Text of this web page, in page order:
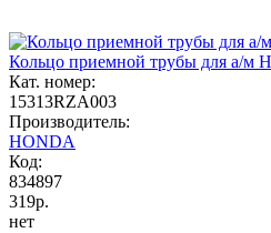
Кольцо приемной трубы для а/м
Кат. номер:
15313RZA003
Производитель:
HONDA
Код:
834897
319р.
нет